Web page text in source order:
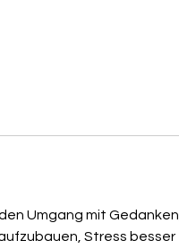
Umgang mit Gedanken,
Stress besser